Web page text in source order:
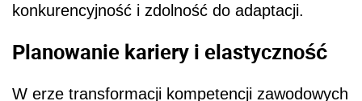
konkurencyjność i zdolność do adaptacji.
Planowanie kariery i elastyczność
W erze transformacji kompetencji zawodowych